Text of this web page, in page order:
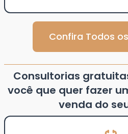
Confira Todos
Consultorias
você que quer fazer
venda do